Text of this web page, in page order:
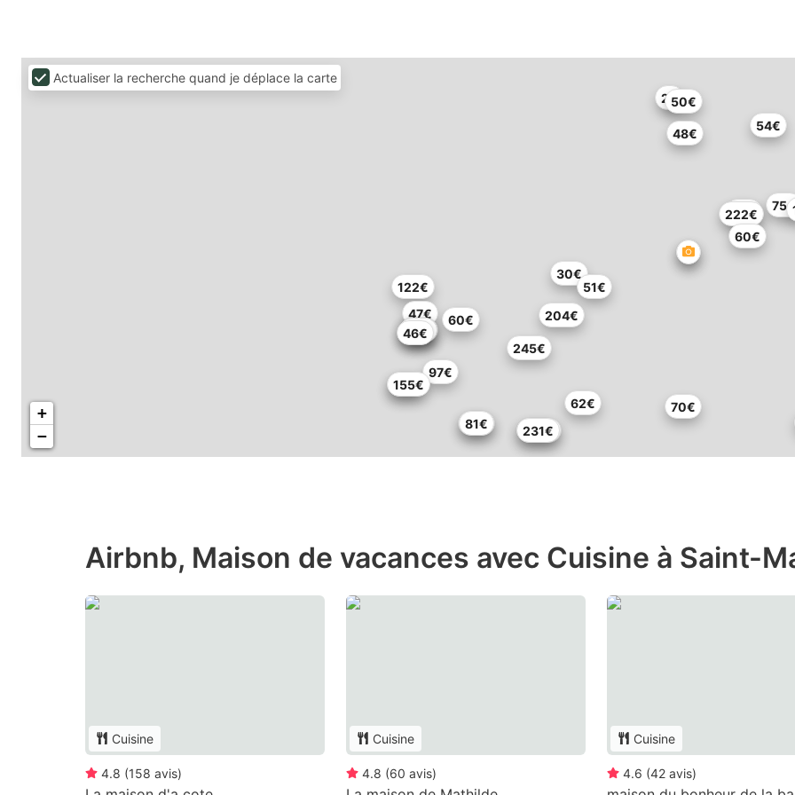
2€
60€
75€
48€
50€
54€
222€
38€
236€
51€
97€
60€
82€
46€
89€
60€
245€
81€
62€
82€
204€
30€
122€
60€
47€
231€
155€
70€
+
−
Actualiser la recherche quand je déplace la carte
Airbnb, Maison de vacances avec Cuisine à Saint-
Cuisine
4.8 (158 avis)
Cuisine
4.8 (60 avis)
Cuisine
4.6 (42 avis)